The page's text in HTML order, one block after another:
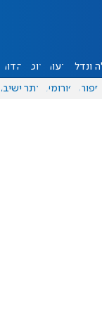
ונדל"ן דעות אוכל יהדות
ספורט פורומים אתר ישיבה